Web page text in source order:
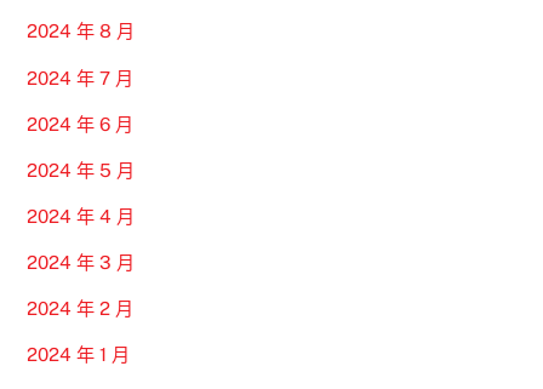
2024 年 8 月
2024 年 7 月
2024 年 6 月
2024 年 5 月
2024 年 4 月
2024 年 3 月
2024 年 2 月
2024 年 1 月